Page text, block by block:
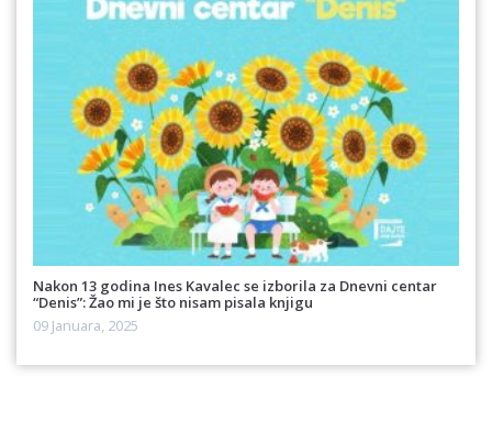
Nakon 13 godina Ines Kavalec se izborila za Dnevni centar
“Denis”: Žao mi je što nisam pisala knjigu
09 Januara, 2025